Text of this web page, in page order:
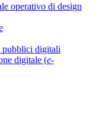
operativo di design
pubblici digitali
digitale (e-